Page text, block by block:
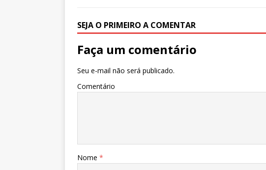
k
SEJA O PRIMEIRO A COMENTAR
Faça um comentário
Seu e-mail não será publicado.
Comentário
Nome *